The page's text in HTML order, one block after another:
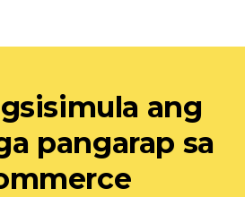
ang
pangarap sa